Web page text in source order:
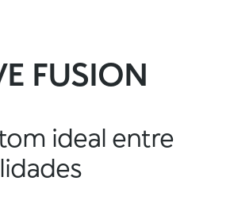
FUSION
ideal entre